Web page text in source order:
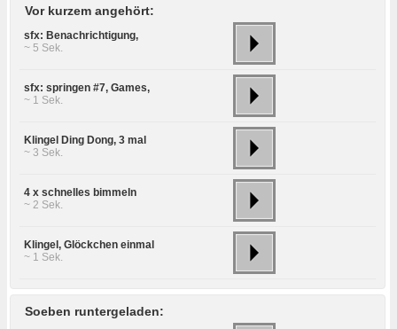
Vor kurzem angehört:
sfx: Benachrichtigung,
~ 5 Sek.
sfx: springen #7, Games,
~ 1 Sek.
Klingel Ding Dong, 3 mal
~ 3 Sek.
4 x schnelles bimmeln
~ 2 Sek.
Klingel, Glöckchen einmal
~ 1 Sek.
Soeben runtergeladen: